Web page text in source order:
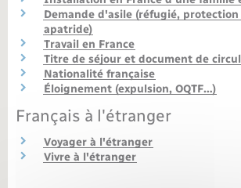
Nouvelle activité
Numérique
Organisation d’événement
Sécurité - Prévention
Demande d'asile (réfugié,
apatride)
Travail en France
Titre de séjour et document de
Nationalité française
Éloignement (expulsion, OQTF…)
Français à l'étranger
Voyager à l'étranger
Vivre à l'étranger